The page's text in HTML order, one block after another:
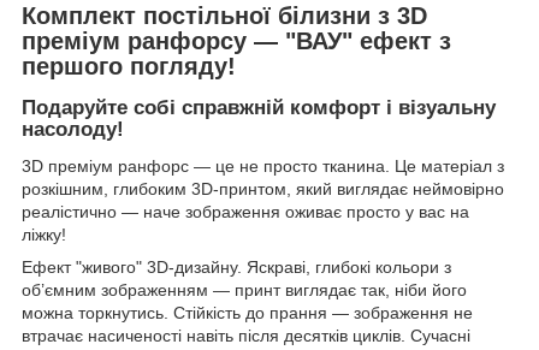
Комплект постільної білизни з 3D
преміум ранфорсу — "ВАУ" ефект з
першого погляду!
Подаруйте собі справжній комфорт і візуальну
насолоду!
3D преміум ранфорс — це не просто тканина. Це матеріал з
розкішним, глибоким 3D-принтом, який виглядає неймовірно
реалістично — наче зображення оживає просто у вас на
ліжку!
Ефект "живого" 3D-дизайну. Яскраві, глибокі кольори з
об’ємним зображенням — принт виглядає так, ніби його
можна торкнутись. Стійкість до прання — зображення не
втрачає насиченості навіть після десятків циклів. Сучасні